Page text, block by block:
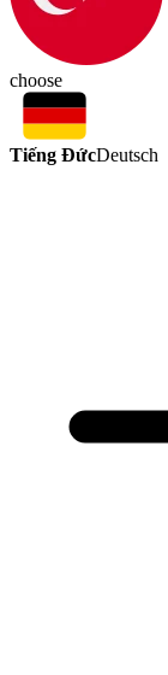
choose
Tiếng ĐứcDeutsch